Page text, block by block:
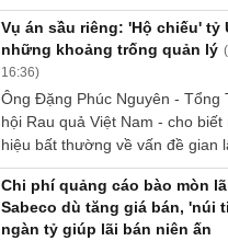
trưởng, tạo tiền đề cho cổ phiếu
thức lọt rổ VN30 vào tháng 8/
đà tăng của các ngành hàng
lãnh đạo Công ty đặt mục tiêu
phần nội địa trong nửa cuối
dồn lực hiện thực hóa khát
thương hiệu tỷ USD chinh phục
tiêu dùng thế giới.
Vụ án sầu riêng: 'Hộ chiếu' tỷ
những khoảng trống quản lý (
16:36)
Ông Đặng Phúc Nguyên - Tổng
hội Rau quả Việt Nam - cho biết
hiệu bất thường về vấn đề gian
vùng trồng, mã số cơ sở đóng
hiện ngay từ khi sầu riêng bắt
chính ngạch.
Chi phí quảng cáo bào mòn
Sabeco dù tăng giá bán, 'núi
ngàn tỷ giúp lãi bán niên ấn